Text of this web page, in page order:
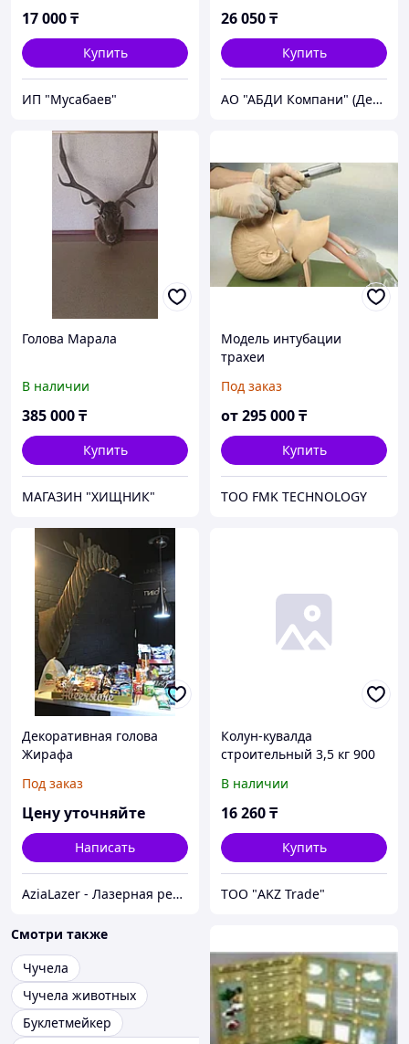
17 000₸
Купить
ИП "Мусабаев"
26 050₸
Купить
АО "АБДИ Компани" (Департамент Учебного Оборудования)
Голова Марала
В наличии
385 000₸
Купить
МАГАЗИН "ХИЩНИК"
Модель интубации
трахеи
Под заказ
от295 000₸
Купить
ТОО FMK TECHNOLOGY
Декоративная голова
Жирафа
Под заказ
Цену уточняйте
Написать
AziaLazer - Лазерная резка и гравировка / Изделия для бизнеса и праздничных мероприятий
Колун-кувалда
строительный 3,5 кг 900
В наличии
16 260₸
Купить
ТОО "AKZ Trade"
Смотри также
Чучела
Чучела животных
Буклетмейкер